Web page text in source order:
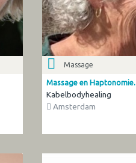
Massage
Massage en Haptonomie.
Kabelbodyhealing
Amsterdam